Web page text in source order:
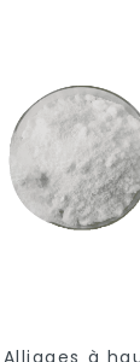
Alliages à